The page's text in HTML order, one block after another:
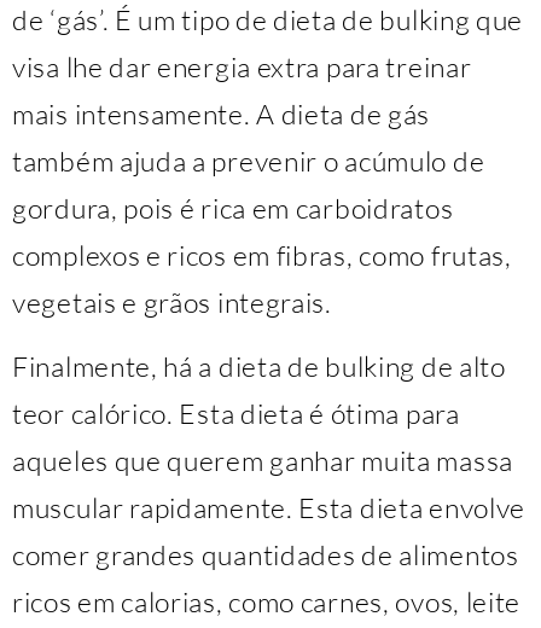
de ‘gás’. É um tipo de dieta de bulking que
visa lhe dar energia extra para treinar
mais intensamente. A dieta de gás
também ajuda a prevenir o acúmulo de
gordura, pois é rica em carboidratos
complexos e ricos em fibras, como frutas,
vegetais e grãos integrais.
Finalmente, há a dieta de bulking de alto
teor calórico. Esta dieta é ótima para
aqueles que querem ganhar muita massa
muscular rapidamente. Esta dieta envolve
comer grandes quantidades de alimentos
ricos em calorias, como carnes, ovos, leite